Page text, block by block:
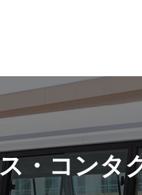
・コンタ